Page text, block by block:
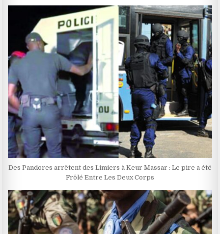
Des Pandores arrêtent des Limiers à Keur Massar : Le pire a été
Frôlé Entre Les Deux Corps